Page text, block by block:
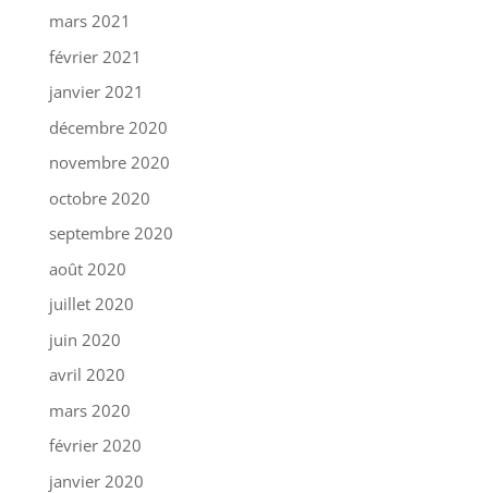
mars 2021
février 2021
janvier 2021
décembre 2020
novembre 2020
octobre 2020
septembre 2020
août 2020
juillet 2020
juin 2020
avril 2020
mars 2020
février 2020
janvier 2020